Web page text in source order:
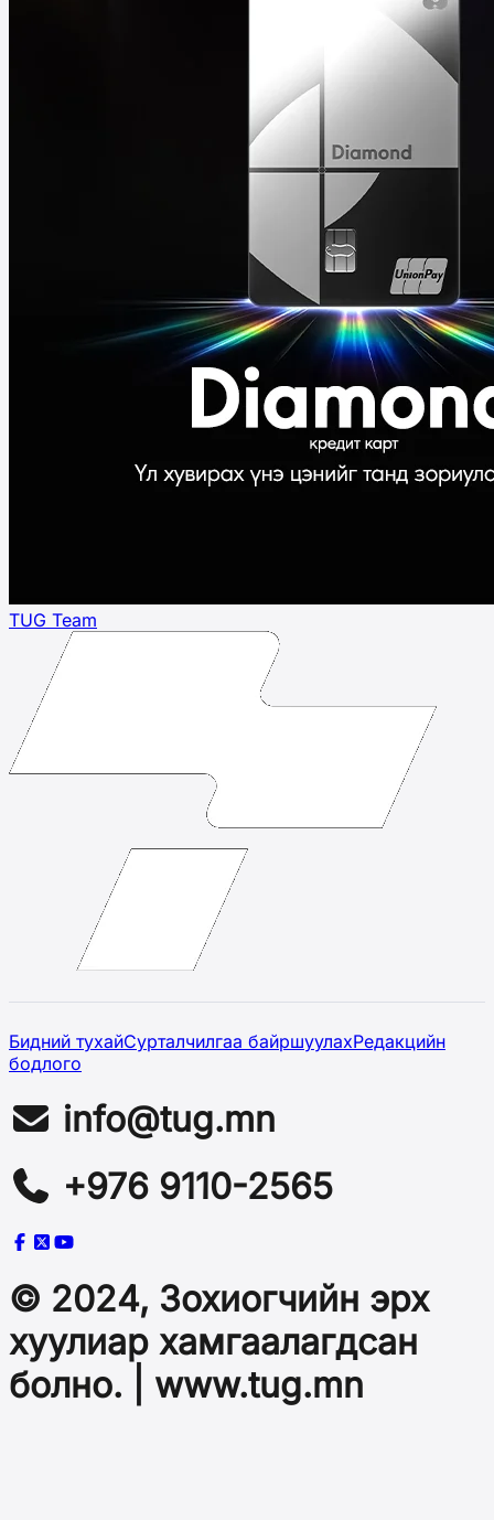
TUG Team
Бидний тухайСурталчилгаа байршуулахРедакцийн
бодлого
info@tug.mn
+976 9110-2565
© 2024, Зохиогчийн эрх
хуулиар хамгаалагдсан
болно. | www.tug.mn